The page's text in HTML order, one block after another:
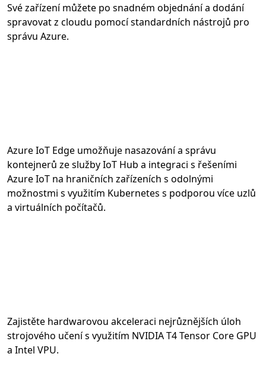
Své zařízení můžete po snadném objednání a dodání
spravovat z cloudu pomocí standardních nástrojů pro
správu Azure.
Azure IoT Edge umožňuje nasazování a správu
kontejnerů ze služby IoT Hub a integraci s řešeními
Azure IoT na hraničních zařízeních s odolnými
možnostmi s využitím Kubernetes s podporou více uzlů
a virtuálních počítačů.
Zajistěte hardwarovou akceleraci nejrůznějších úloh
strojového učení s využitím NVIDIA T4 Tensor Core GPU
a Intel VPU.